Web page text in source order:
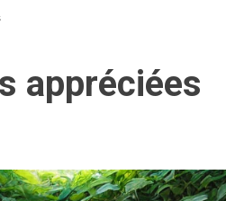
appréciées